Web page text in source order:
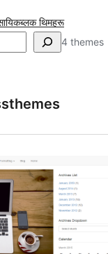
ब्लक थिमहरू
4 themes